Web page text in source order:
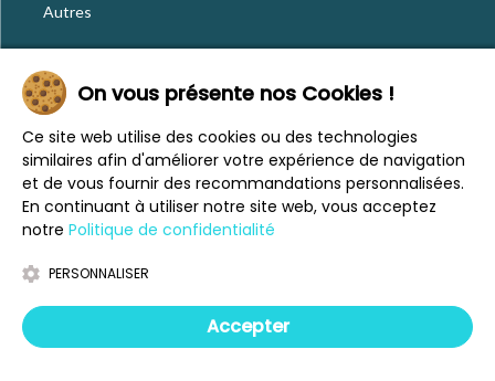
occasion
Autres
Le blog
Actualités
Évènements
Nos conseils
Vos voyages
CaraMaps
Espace presse
Mentions légales
On vous présente nos Cookies !
Ce site web utilise des cookies ou des technologies
similaires afin d'améliorer votre expérience de navigation
et de vous fournir des recommandations personnalisées.
En continuant à utiliser notre site web, vous acceptez
notre Politique de confidentialité
PERSONNALISER
Accepter